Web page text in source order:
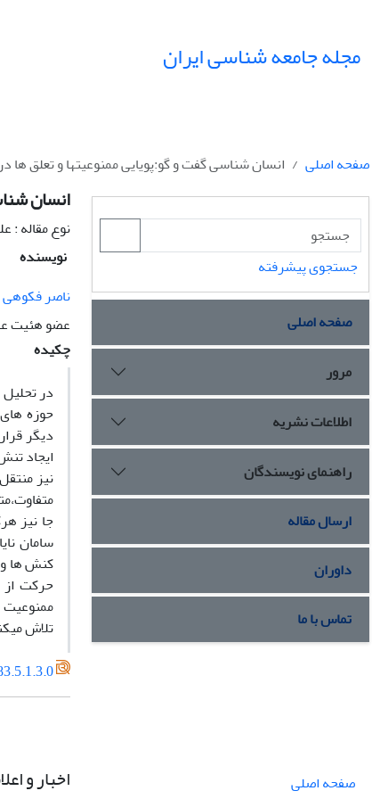
مجله جامعه شناسی ایران
صفحه اصلی انسان شناسی گفت و گو:پویایی ممنوعیتها و تعلق ها
انسان
نوع مقاله :
نویسنده
ناصر فکوهی
عضو هئیت
چکیده
در
حوزه
دیگر
ایجاد
نیز
جا نیز
سامان
کنش ها و
حرکت از
ممنوعیت
تلاش
جستجوی پیشرفته
صفحه اصلی
مرور
اطلاعات نشریه
راهنمای نویسندگان
ارسال مقاله
داوران
تماس با ما
صفحه اصلی
اخبار و